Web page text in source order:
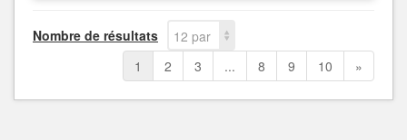
Nombre de résultats
12 par
page
1 2 3 ... 8 9 10 »